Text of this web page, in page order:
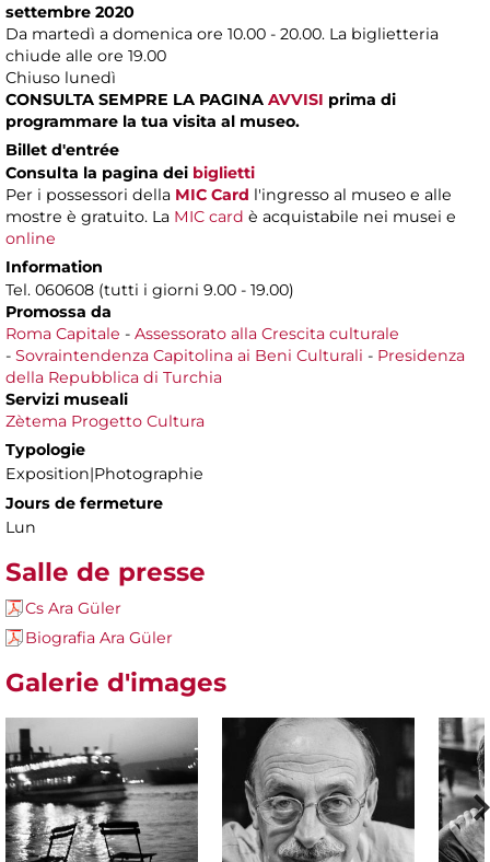
settembre 2020
Da martedì a domenica ore 10.00 - 20.00. La biglietteria
chiude alle ore 19.00
Chiuso lunedì
CONSULTA SEMPRE LA PAGINA AVVISI prima di
programmare la tua visita al museo.
Billet d'entrée
Consulta la pagina dei biglietti
Per i possessori della MIC Card l'ingresso al museo e alle
mostre è gratuito. La MIC card è acquistabile nei musei e
online
Information
Tel. 060608 (tutti i giorni 9.00 - 19.00)
Promossa da
Roma Capitale - Assessorato alla Crescita culturale
- Sovraintendenza Capitolina ai Beni Culturali - Presidenza
della Repubblica di Turchia
Servizi museali
Zètema Progetto Cultura
Typologie
Exposition|Photographie
Jours de fermeture
Lun
Salle de presse
Cs Ara Güler
Biografia Ara Güler
Galerie d'images